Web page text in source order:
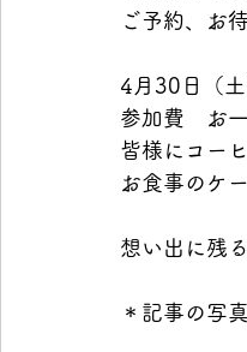
ご予約、お
4月30日（
参加費　お
皆様にコー
お食事のケ
想い出に残
＊記事の写